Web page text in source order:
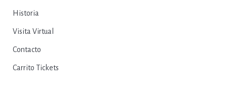
Historia
Visita Virtual
Contacto
Carrito Tickets